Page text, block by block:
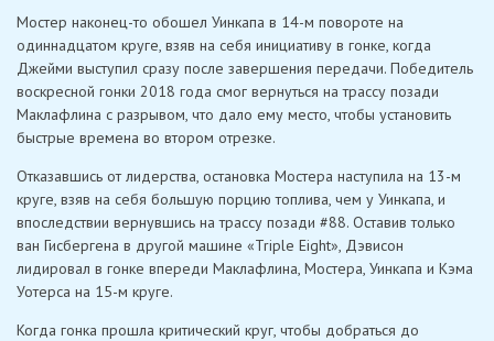
Мостер наконец-то обошел Уинкапа в 14-м повороте на
одиннадцатом круге, взяв на себя инициативу в гонке, когда
Джейми выступил сразу после завершения передачи. Победитель
воскресной гонки 2018 года смог вернуться на трассу позади
Маклафлина с разрывом, что дало ему место, чтобы установить
быстрые времена во втором отрезке.
Отказавшись от лидерства, остановка Мостера наступила на 13-м
круге, взяв на себя большую порцию топлива, чем у Уинкапа, и
впоследствии вернувшись на трассу позади #88. Оставив только
ван Гисбергена в другой машине «Triple Eight», Дэвисон
лидировал в гонке впереди Маклафлина, Мостера, Уинкапа и Кэма
Уотерса на 15-м круге.
Когда гонка прошла критический круг, чтобы добраться до